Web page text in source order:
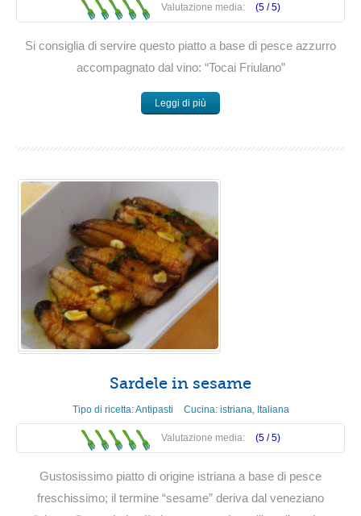
Valutazione media: (5 /5)
Si consiglia di servire questo piatto a base di pesce azzurro
accompagnato dal vino: “Tocai Friulano”
Leggi di più
Sardele in sesame
Tipo di ricetta:Antipasti Cucina: istriana, Italiana
Valutazione media: (5 /5)
Gustosissimo piatto di origine istriana a base di pesce
freschissimo; il termine “sesame” deriva dal veneziano